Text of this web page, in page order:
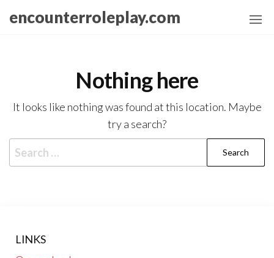
encounterroleplay.com
Nothing here
It looks like nothing was found at this location. Maybe
try a search?
for:
LINKS